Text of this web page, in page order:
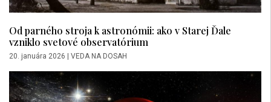
Od parného stroja k astronómii: ako v Starej Ďale
vzniklo svetové observatórium
20. januára 2026 VEDA NA DOSAH